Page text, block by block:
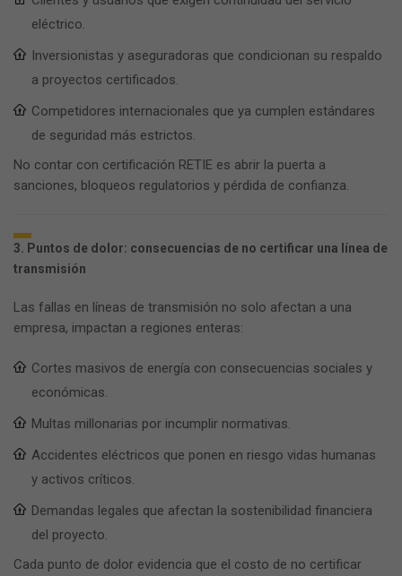
eléctrico.
Inversionistas y aseguradoras que condicionan su respaldo
a proyectos certificados.
Competidores internacionales que ya cumplen estándares
de seguridad más estrictos.
No contar con certificación RETIE es abrir la puerta a
sanciones, bloqueos regulatorios y pérdida de confianza.
3. Puntos de dolor: consecuencias de no certificar una línea de
transmisión
Las fallas en líneas de transmisión no solo afectan a una
empresa, impactan a regiones enteras:
Cortes masivos de energía con consecuencias sociales y
económicas.
Multas millonarias por incumplir normativas.
Accidentes eléctricos que ponen en riesgo vidas humanas
y activos críticos.
Demandas legales que afectan la sostenibilidad financiera
del proyecto.
Cada punto de dolor evidencia que el costo de no certificar